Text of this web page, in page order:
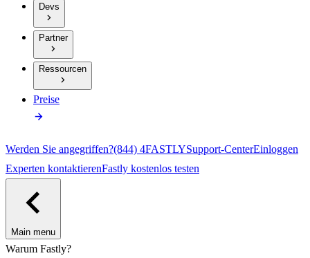
Devs
Partner
Ressourcen
Preise
Werden Sie angegriffen?(844) 4FASTLYSupport-CenterEinloggen
Experten kontaktierenFastly kostenlos testen
Main menu
Warum Fastly?